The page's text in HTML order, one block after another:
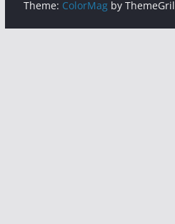
Theme: ColorMagby